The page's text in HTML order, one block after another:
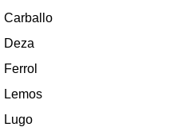
Carballo
Deza
Ferrol
Lemos
Lugo